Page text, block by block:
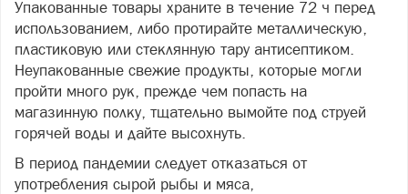
Упакованные товары храните в течение 72 ч перед
использованием, либо протирайте металлическую,
пластиковую или стеклянную тару антисептиком.
Неупакованные свежие продукты, которые могли
пройти много рук, прежде чем попасть на
магазинную полку, тщательно вымойте под струей
горячей воды и дайте высохнуть.
В период пандемии следует отказаться от
употребления сырой рыбы и мяса,